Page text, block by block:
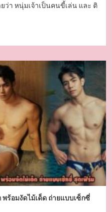
ว่า หนุ่มเจ้าเป็นคนขี้เล่น และ ติ
ร้อมงัดไม้เด็ด ถ่ายแบบเซ็กซี่